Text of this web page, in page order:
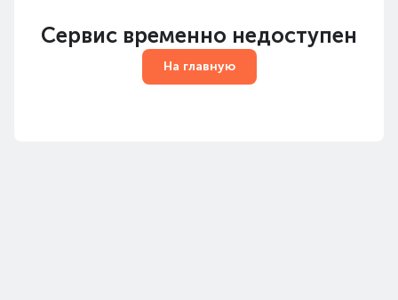
Сервис временно недоступен
На главную